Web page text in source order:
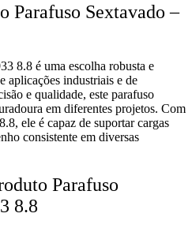
Parafuso Sextavado –
8.8 é uma escolha robusta e
aplicações industriais e de
e qualidade, este parafuso
em diferentes projetos. Com
ele é capaz de suportar cargas
consistente em diversas
Parafuso
8.8